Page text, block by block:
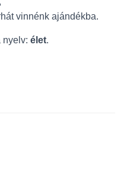
vinnénk ajándékba.
nyelv: élet.